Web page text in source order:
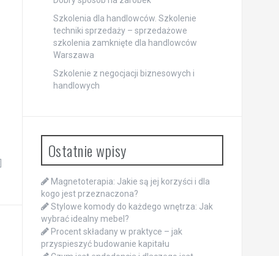
Szkolenia dla handlowców. Szkolenie
techniki sprzedaży – sprzedażowe
szkolenia zamknięte dla handlowców
Warszawa
Szkolenie z negocjacji biznesowych i
handlowych
Ostatnie wpisy
Magnetoterapia: Jakie są jej korzyści i dla
kogo jest przeznaczona?
Stylowe komody do każdego wnętrza: Jak
wybrać idealny mebel?
Procent składany w praktyce – jak
przyspieszyć budowanie kapitału